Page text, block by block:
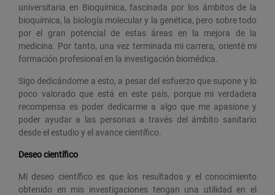
universitaria en Bioquímica, fascinada por los ámbitos de la
bioquímica, la biología molecular y la genética, pero sobre todo
por el gran potencial de estas áreas en la mejora de la
medicina. Por tanto, una vez terminada mi carrera, orienté mi
formación profesional en la investigación biomédica.
Sigo dedicándome a esto, a pesar del esfuerzo que supone y lo
poco valorado que está en este país, porque mi verdadera
recompensa es poder dedicarme a algo que me apasione y
poder ayudar a las personas a través del ámbito sanitario
desde el estudio y el avance científico.
Deseo científico
Mi deseo científico es que los resultados y el conocimiento
obtenido en mis investigaciones tengan una utilidad en el